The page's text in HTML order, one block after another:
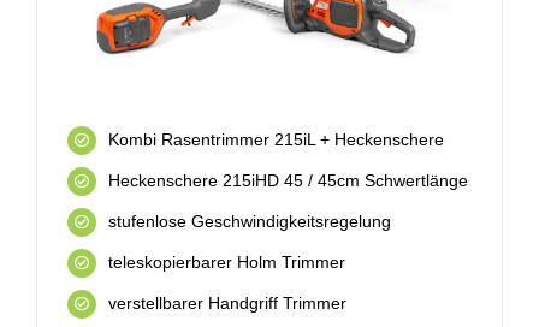
Kombi Rasentrimmer 215iL + Heckenschere
Heckenschere 215iHD 45 / 45cm Schwertlänge
stufenlose Geschwindigkeitsregelung
teleskopierbarer Holm Trimmer
verstellbarer Handgriff Trimmer